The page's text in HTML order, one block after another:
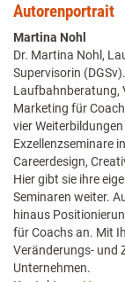
Autorenportrait
Martina Nohl
Dr. Martina Nohl,
Supervisorin
Laufbahnberatung,
Marketing für
vier
Exzellenzseminare
Careerdesign,
Hier gibt sie ihre
Seminaren weiter.
hinaus
für Coachs an. Mit
Veränderungs- und
Unternehmen.